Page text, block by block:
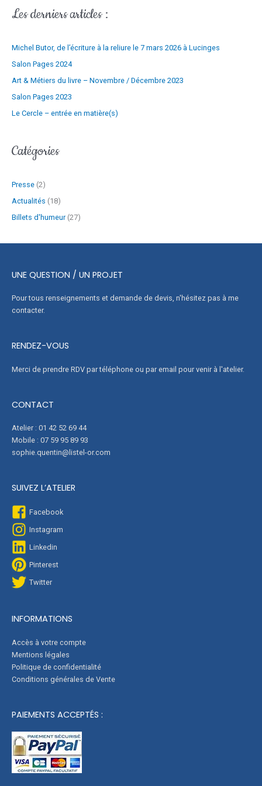
:m
i
l
Les derniers articles :
Michel Butor, de l’écriture à la reliure le 7 mars 2026 à Lucinges
Salon Pages 2024
Art & Métiers du livre – Novembre / Décembre 2023
Salon Pages 2023
Le Cercle – entrée en matière(s)
Catégories
Presse (2)
Actualités (18)
Billets d'humeur(27)
UNE QUESTION / UN PROJET
Pour tous renseignements et demande de devis, n'hésitez pas à me
contacter.
RENDEZ-VOUS
Merci de prendre RDV par téléphone ou par email pour venir à l'atelier.
CONTACT
Atelier : 01 42 52 69 44
Mobile : 07 59 95 89 93
sophie.quentin@listel-or.com
SUIVEZ L’ATELIER
Facebook
Instagram
Linkedin
Pinterest
Twitter
INFORMATIONS
Accès à votre compte
Mentions légales
Politique de confidentialité
Conditions générales de Vente
PAIEMENTS ACCEPTÉS :